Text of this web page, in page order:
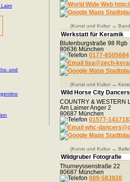
(Kunst und Kultur →
Werkstatt für Keramik
Blutenburgstraße 98 Rgb
80636 München
0177-6505684
lisa@zech-
(Kunst und Kultur →
Wild Horse City Dancers
COUNTRY & WESTERN
Am Laimer Anger 2
80687 München
01577-
whc-
(Kunst und Kultur →
Wildgruber Fotografie
Thurneyssenstraße 22
80687 München
089-583920